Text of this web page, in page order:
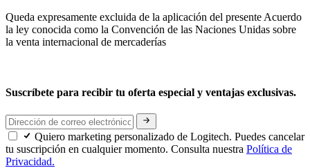
Queda expresamente excluida de la aplicación del presente Acuerdo
la ley conocida como la Convención de las Naciones Unidas sobre
la venta internacional de mercaderías
Suscríbete para recibir tu oferta especial y ventajas exclusivas.
Quiero marketing personalizado de Logitech. Puedes cancelar
tu suscripción en cualquier momento. Consulta nuestra Política de
Privacidad.